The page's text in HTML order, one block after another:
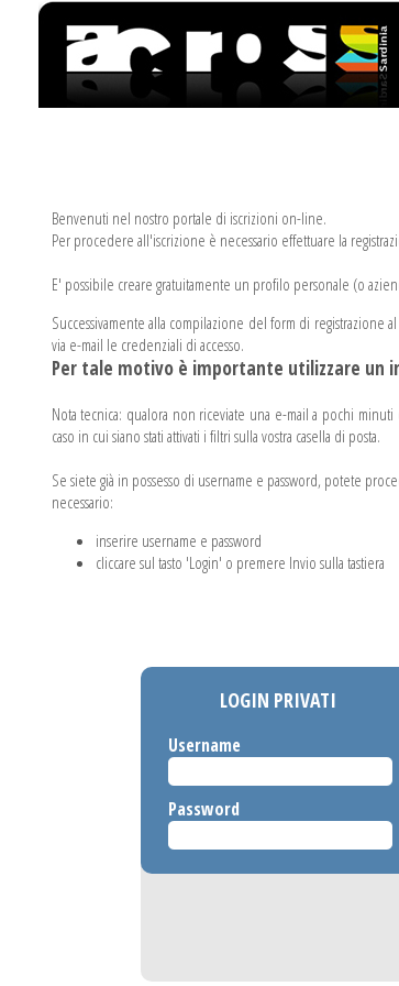
Benvenuti nel nostro portale di iscrizioni on-line.
Per procedere all'iscrizione è necessario effettuare la
E' possibile creare gratuitamente un profilo personale (o
Successivamente alla compilazione del form di registrazione
via e-mail le credenziali di accesso.
Per tale motivo è importante utilizzare un
Nota tecnica: qualora non riceviate una e-mail a pochi minuti
caso in cui siano stati attivati i filtri sulla vostra casella di posta.
Se siete già in possesso di username e password, potete
necessario:
inserire username e password
cliccare sul tasto 'Login' o premere Invio sulla tastiera
LOGIN PRIVATI
Username
Password